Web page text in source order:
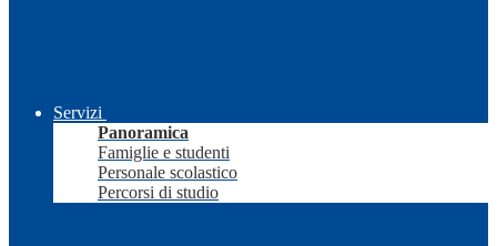
Servizi
Panoramica
Famiglie e studenti
Personale scolastico
Percorsi di studio